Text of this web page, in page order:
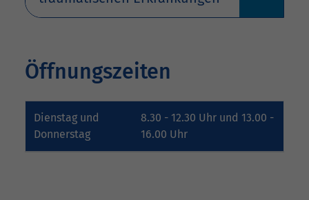
Öffnungszeiten
Dienstag und
Donnerstag
8.30 - 12.30 Uhr und 13.00 -
16.00 Uhr